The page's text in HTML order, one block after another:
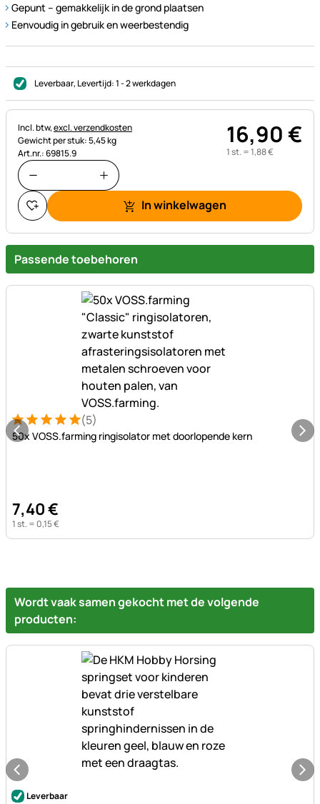
Gepunt – gemakkelijk in de grond plaatsen
Eenvoudig in gebruik en weerbestendig
Leverbaar, Levertijd:1 - 2 werkdagen
Belastinginformatie:
Incl. btw,excl. verzendkosten
Gewicht per stuk: 5,45 kg
Art.nr.: 69815.9
16,90€
1 st. =1,88€
In winkelwagen
Passende toebehoren
Beoordeling: 5 van 5 (5 beoordelingen)
5 Bewertungen
(5)
50x VOSS.farming ringisolator met doorlopende kern
7,40€
1 st. = 0,15€
Wordt vaak samen gekocht met de volgende
producten:
Nog geen beoordelingen geplaatst
Leverbaar